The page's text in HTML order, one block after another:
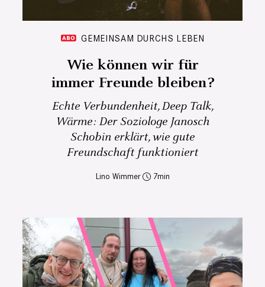
GEMEINSAM DURCHS LEBEN
Wie können wir für
immer Freunde bleiben?
Echte Verbundenheit, Deep Talk,
Wärme: Der Soziologe Janosch
Schobin erklärt, wie gute
Freundschaft funktioniert
Lino Wimmer 7